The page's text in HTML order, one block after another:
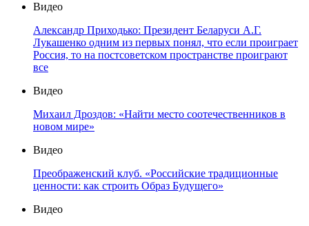
Видео
Александр Приходько: Президент Беларуси А.Г.
Лукашенко одним из первых понял, что если проиграет
Россия, то на постсоветском пространстве проиграют
все
Видео
Михаил Дроздов: «Найти место соотечественников в
новом мире»
Видео
Преображенский клуб. «Российские традиционные
ценности: как строить Образ Будущего»
Видео